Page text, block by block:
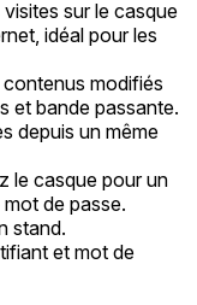
sur le casque
idéal pour les
modifiés
et bande passante.
depuis un même
le casque pour un
de passe.
stand.
et mot de